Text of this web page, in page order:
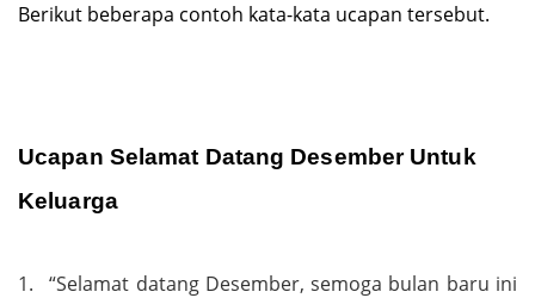
Berikut beberapa contoh kata-kata ucapan tersebut.
Ucapan Selamat Datang Desember Untuk
Keluarga
1. “Selamat datang Desember, semoga bulan baru ini